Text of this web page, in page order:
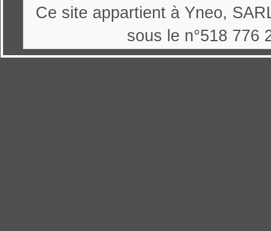
Ce site appartient à Yneo,
sous le n°518 776